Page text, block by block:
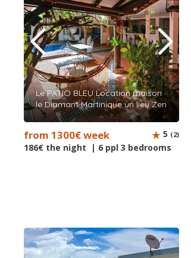
Le PATIO BLEU Location maison
le Diamant Martinique un lieu Zen
from 1300€ week
186€ the night | 6 ppl 3 bedrooms
5 (2)